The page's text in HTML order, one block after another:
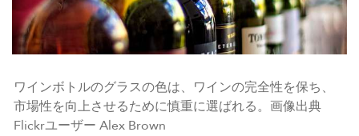
ワインボトルのグラスの色は、ワインの完全性を保ち、
市場性を向上させるために慎重に選ばれる。画像出典
Flickrユーザー Alex Brown